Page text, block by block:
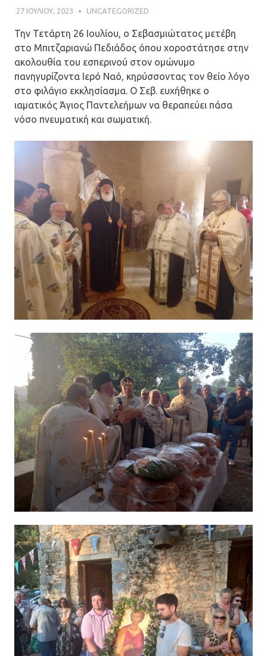
27 ΙΟΥΛΊΟΥ, 2023 ΠΑΤΉΡ ΜΙΧΑΉΛ ΠΑΠΑΪΩΆΝΝΟΥ
UNCATEGORIZED
Την Τετάρτη 26 Ιουλίου, ο Σεβασμιώτατος μετέβη
στο Μπιτζαριανώ Πεδιάδος όπου χοροστάτησε στην
ακολουθία του εσπερινού στον ομώνυμο
πανηγυρίζοντα Ιερό Ναό, κηρύσσοντας τον θείο λόγο
στο φιλάγιο εκκλησίασμα. Ο Σεβ. ευχήθηκε ο
ιαματικός Άγιος Παντελεήμων να θεραπεύει πάσα
νόσο πνευματική και σωματική.